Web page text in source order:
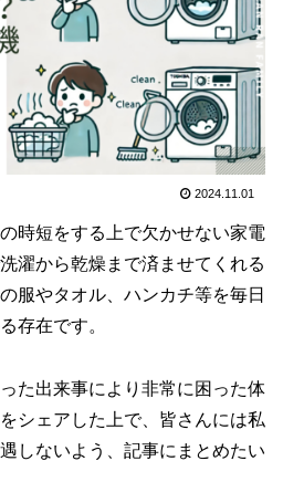
2024.11.01
時短をする上で欠かせない家電
濯から乾燥まで済ませてくれる
服やタオル、ハンカチ等を毎日
存在です。
た出来事により非常に困った体
シェアした上で、皆さんには私
しないよう、記事にまとめたい